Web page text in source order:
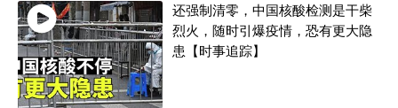
还强制清零，中国核酸检测是干柴
烈火，随时引爆疫情，恐有更大隐
患【时事追踪】